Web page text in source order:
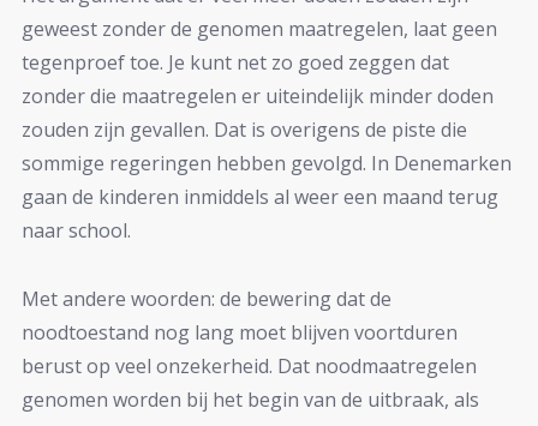
geweest zonder de genomen maatregelen, laat geen
tegenproef toe. Je kunt net zo goed zeggen dat
zonder die maatregelen er uiteindelijk minder doden
zouden zijn gevallen. Dat is overigens de piste die
sommige regeringen hebben gevolgd. In Denemarken
gaan de kinderen inmiddels al weer een maand terug
naar school.
Met andere woorden: de bewering dat de
noodtoestand nog lang moet blijven voortduren
berust op veel onzekerheid. Dat noodmaatregelen
genomen worden bij het begin van de uitbraak, als